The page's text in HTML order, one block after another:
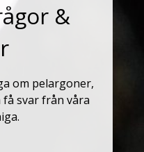
&
om pelargoner,
få svar från våra